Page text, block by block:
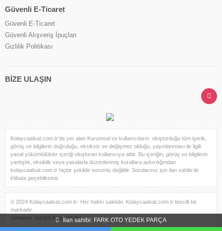
İlan sahibi: FARK OTO YEDEK PARÇA
Güvenli E-Ticaret
Güvenli E-Ticaret
Güvenli Alışveriş İpuçları
Gizlilik Politikası
BİZE ULAŞIN
Kolaycaalsat.com.tr'de yer alan Kurumsal ve kullanıcıların oluşturduğu tüm içerik,
görüş ve bilgilerin doğruluğu, eksiksiz ve değişmez olduğu, yayınlanması ile ilgili
yasal yükümlülükler içeriği oluşturan kullanıcıya aittir. Bu içeriğin, görüş ve bilgilerin
yanlışlık, eksiklik veya yasalarla düzenlenmiş kurallara aykırılığından
kolaycaalsat.com.tr hiçbir şekilde sorumlu değildir. Sorularınız için ilan sahibi ile
irtibata geçebilirsiniz.
© 2024 Kolaycaalsat.com.tr- Her hakkı saklıdır. Kolaycaalsat.com.tr tescilli bir
markadır.
Dehapos Yazılım Kuruluşudur.